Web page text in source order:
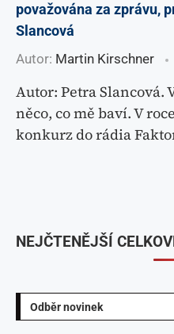
považována za zprávu,
Slancová
Autor: Martin Kirschner
Autor: Petra Slancová.
něco, co mě baví. V
konkurz do rádia
Odběr novinek
NEJČTENĚJŠÍ